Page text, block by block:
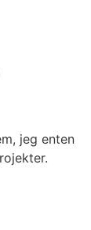
jeg enten